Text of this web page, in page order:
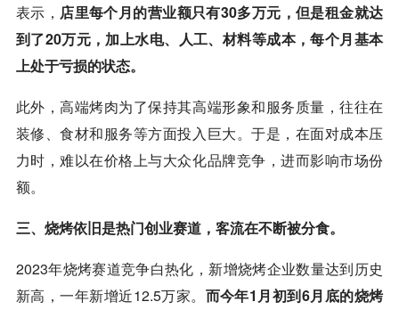
表示， 店里每个月的营业额只有30多万元，但是租金就达
到了20万元，加上水电、人工、材料等成本，每个月基本
上处于亏损的状态。
此外，高端烤肉为了保持其高端形象和服务质量，往往在
装修、食材和服务等方面投入巨大。于是，在面对成本压
力时，难以在价格上与大众化品牌竞争，进而影响市场份
额。
三、烧烤依旧是热门创业赛道，客流在不断被分食。
2023年烧烤赛道竞争白热化，新增烧烤企业数量达到历史
新高，一年新增近12.5万家。 而今年1月初到6月底的烧烤